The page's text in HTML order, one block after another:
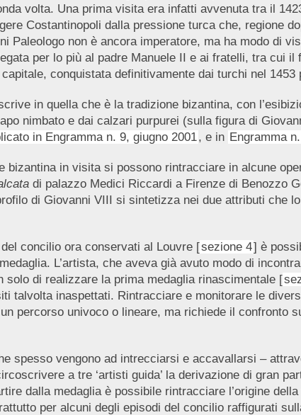
volta. Una prima visita era infatti avvenuta tra il
Costantinopoli dalla pressione turca che, regione
Paleologo non è ancora imperatore, ma ha modo di
per lo più al padre Manuele II e ai fratelli, tra cui il
conquistata definitivamente dai turchi nel 1453
in quella che è la tradizione bizantina, con
nimbato e dai calzari purpurei (sulla figura di
in Engramma n. 9, giugno 2001, e in Engramma
in visita si possono rintracciare in alcune
di palazzo Medici Riccardi a Firenze di Benozzo
di Giovanni VIII si sintetizza nei due attributi che
concilio ora conservati al Louvre [sezione 4] è
L’artista, che aveva già avuto modo di
di realizzare la prima medaglia rinascimentale [
talvolta inaspettati. Rintracciare e monitorare le
percorso univoco o lineare, ma richiede il confronto
spesso vengono ad intrecciarsi e accavallarsi –
a tre ‘artisti guida’ la derivazione di gran
dalla medaglia è possibile rintracciare l’origine
per alcuni degli episodi del concilio raffigurati